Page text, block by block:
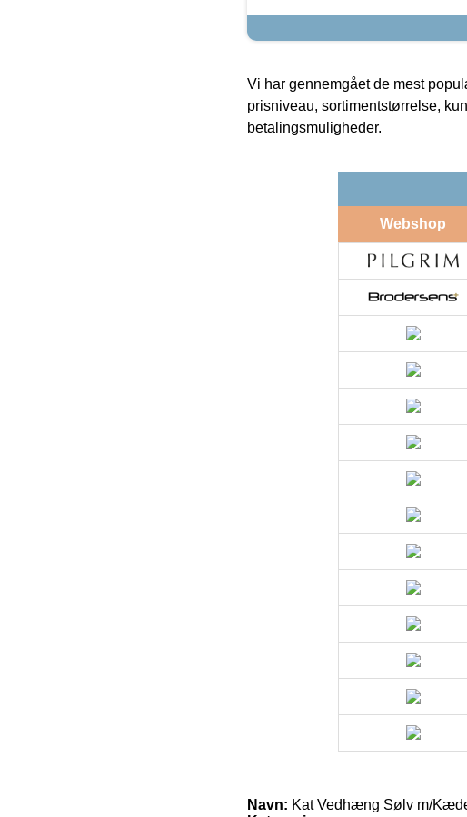
Vi har gennemgået de mest
prisniveau, sortimentstørrelse,
betalingsmuligheder.
Webshop
Navn: Kat Vedhæng Sølv m/